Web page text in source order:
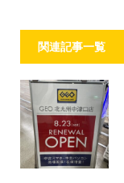
関連記事一覧